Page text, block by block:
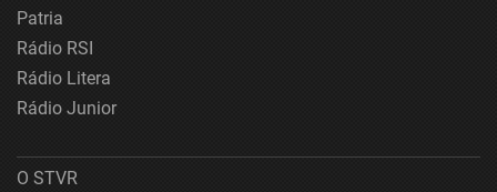
Patria
Rádio RSI
Rádio Litera
Rádio Junior
O STVR